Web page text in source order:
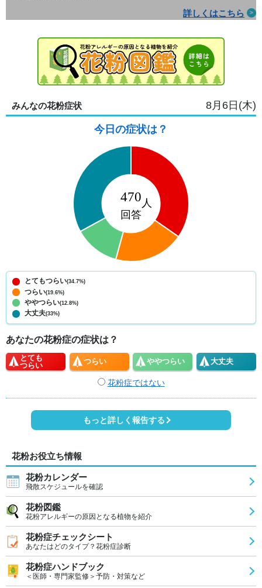
詳しくはこちら
みんなの花粉症状 8月6日(木)
今日の症状は？
とてもつらい(34.7%)
つらい(19.6%)
ややつらい(12.8%)
大丈夫(33%)
あなたの花粉症の症状は？
とても
つらい
つらい ややつらい 大丈夫
花粉症ではない
もっと詳しく報告する
花粉お役立ち情報
花粉カレンダー
飛散スケジュールを確認
花粉図鑑
花粉アレルギーの原因となる植物を紹介
花粉症チェックシート
あなたはどのタイプ？花粉症診断
花粉症ハンドブック
＜医師・専門家監修＞予防・対策など